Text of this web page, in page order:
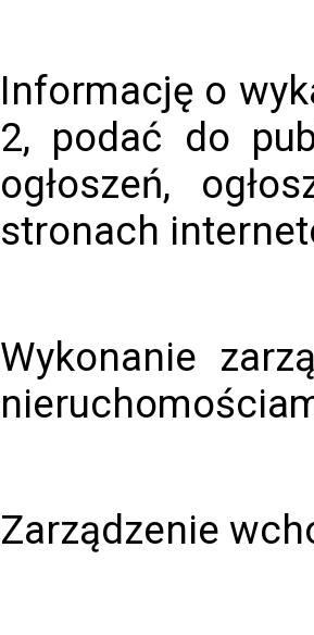
Informację o
2, podać do
ogłoszeń,
stronach
Wykonanie
Zarządzenie